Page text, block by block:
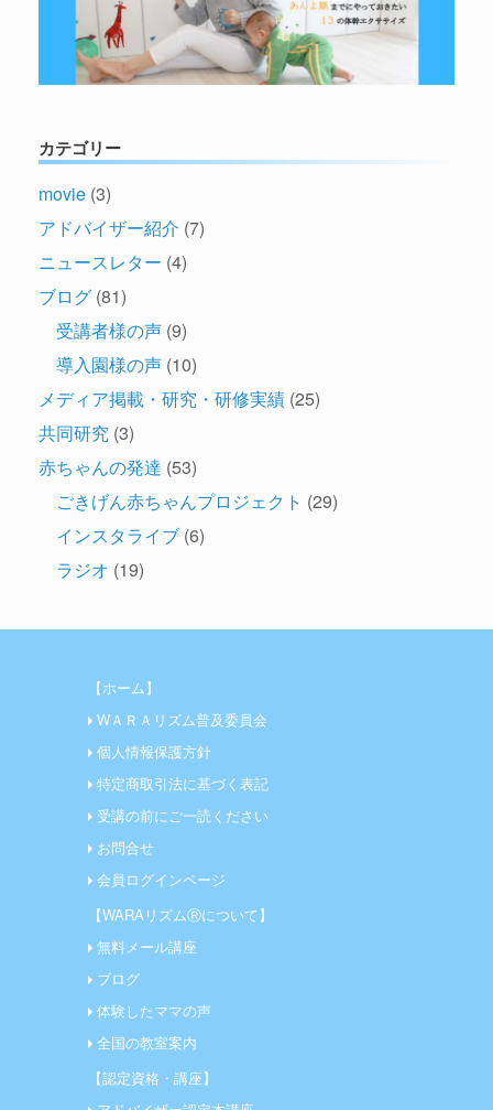
カテゴリー
movie (3)
アドバイザー紹介 (7)
ニュースレター (4)
ブログ (81)
受講者様の声 (9)
導入園様の声 (10)
メディア掲載・研究・研修実績 (25)
共同研究 (3)
赤ちゃんの発達 (53)
ごきげん赤ちゃんプロジェクト (29)
インスタライブ (6)
ラジオ (19)
【ホーム】
WＡＲＡリズム普及委員会
個人情報保護方針
特定商取引法に基づく表記
受講の前にご一読ください
お問合せ
会員ログインページ
【WARAリズムⓇについて】
無料メール講座
ブログ
体験したママの声
全国の教室案内
【認定資格・講座】